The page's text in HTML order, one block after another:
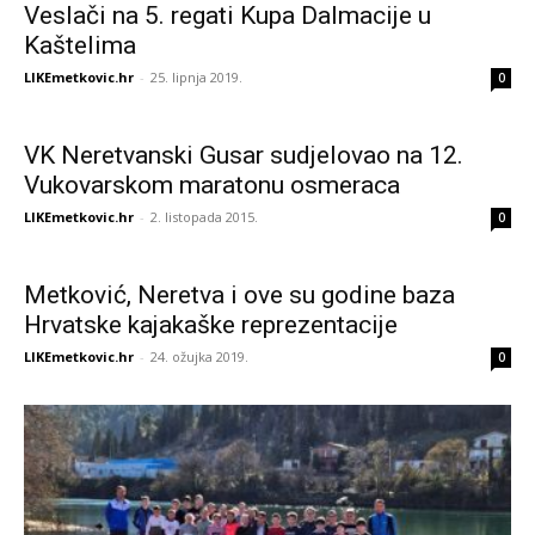
Veslači na 5. regati Kupa Dalmacije u
Kaštelima
LIKEmetkovic.hr - 25. lipnja 2019. 0
VK Neretvanski Gusar sudjelovao na 12.
Vukovarskom maratonu osmeraca
LIKEmetkovic.hr - 2. listopada 2015. 0
Metković, Neretva i ove su godine baza
Hrvatske kajakaške reprezentacije
LIKEmetkovic.hr - 24. ožujka 2019. 0